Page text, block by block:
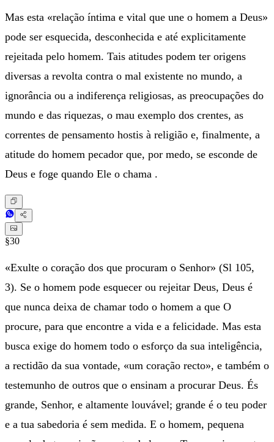
Mas esta «relação íntima e vital que une o homem a Deus»
pode ser esquecida, desconhecida e até explicitamente
rejeitada pelo homem. Tais atitudes podem ter origens
diversas a revolta contra o mal existente no mundo, a
ignorância ou a indiferença religiosas, as preocupações do
mundo e das riquezas, o mau exemplo dos crentes, as
correntes de pensamento hostis à religião e, finalmente, a
atitude do homem pecador que, por medo, se esconde de
Deus e foge quando Ele o chama .
§30
«Exulte o coração dos que procuram o Senhor» (Sl 105,
3). Se o homem pode esquecer ou rejeitar Deus, Deus é
que nunca deixa de chamar todo o homem a que O
procure, para que encontre a vida e a felicidade. Mas esta
busca exige do homem todo o esforço da sua inteligência,
a rectidão da sua vontade, «um coração recto», e também o
testemunho de outros que o ensinam a procurar Deus. És
grande, Senhor, e altamente louvável; grande é o teu poder
e a tua sabedoria é sem medida. E o homem, pequena